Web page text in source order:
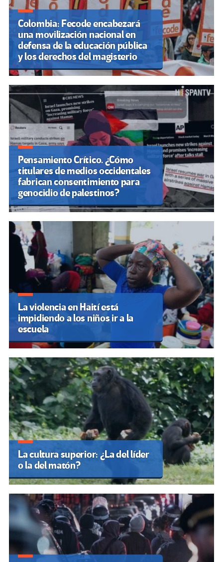
Colombia: Fecode encabezará
una movilización nacional en
defensa de la educación pública
y los derechos del magisterio
Pensamiento Crítico. ¿Cómo
titulares de medios occidentales
fabrican consentimiento para
genocidio de palestinos?
La violencia en Haití está
impidiendo a los niños ir a la
escuela
La cultura superior: ¿La del líder
o la del matón?